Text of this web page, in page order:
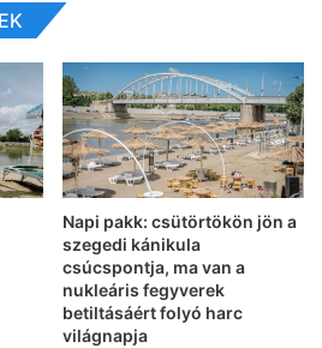
Napi pakk: csütörtökön jön a
szegedi kánikula
csúcspontja, ma van a
nukleáris fegyverek
betiltásáért folyó harc
világnapja